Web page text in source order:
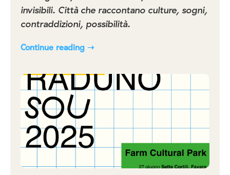
invisibili. Città che raccontano culture, sogni,
contraddizioni, possibilità.
Continue reading ➝